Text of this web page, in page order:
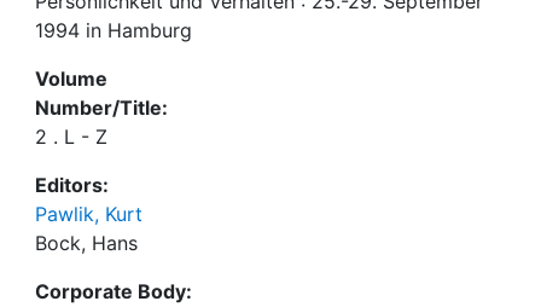
1994 in Hamburg
Volume
Number/Title:
2 . L - Z
Editors:
Pawlik, Kurt
Bock, Hans
Corporate Body: